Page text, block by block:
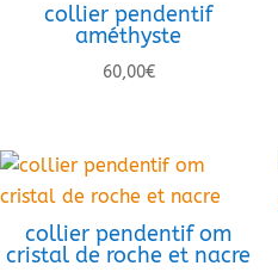
collier pendentif
améthyste
60,00€
collier pendentif om
cristal de roche et nacre